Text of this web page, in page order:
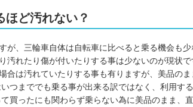
ほど汚れない？
が、三輪車自体は自転車に比べると乗る機会も
汚れたり傷が付いたりする事は少ないのが現状
合は汚れていたりする事も有りますが、美品の
つまででも乗る事が出来る訳ではなく、利用す
買ったにも関わらず乗らない為に美品のまま、